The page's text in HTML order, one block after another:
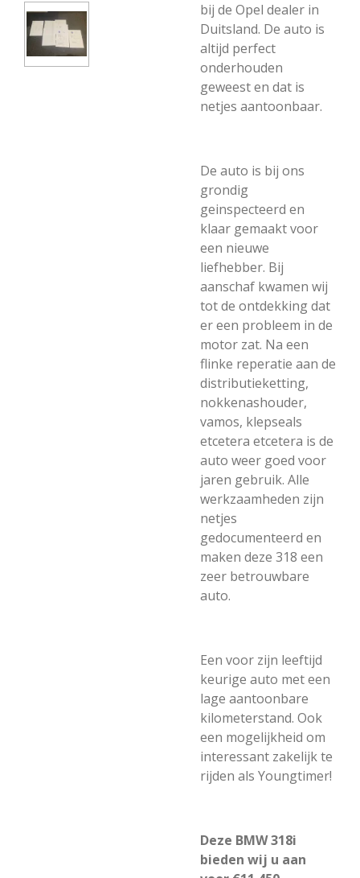
bij de Opel dealer in
Duitsland. De auto is
altijd perfect
onderhouden
geweest en dat is
netjes aantoonbaar.
De auto is bij ons
grondig
geinspecteerd en
klaar gemaakt voor
een nieuwe
liefhebber. Bij
aanschaf kwamen wij
tot de ontdekking dat
er een probleem in de
motor zat. Na een
flinke reperatie aan de
distributieketting,
nokkenashouder,
vamos, klepseals
etcetera etcetera is de
auto weer goed voor
jaren gebruik. Alle
werkzaamheden zijn
netjes
gedocumenteerd en
maken deze 318 een
zeer betrouwbare
auto.
Een voor zijn leeftijd
keurige auto met een
lage aantoonbare
kilometerstand. Ook
een mogelijkheid om
interessant zakelijk te
rijden als Youngtimer!
Deze BMW 318i
bieden wij u aan